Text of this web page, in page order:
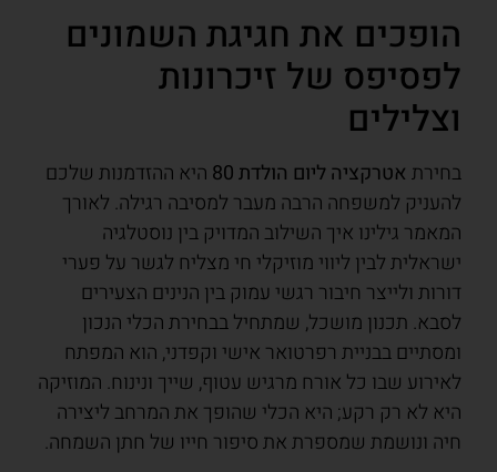
הופכים את חגיגת השמונים
לפסיפס של זיכרונות
וצלילים
בחירת אטרקציה ליום הולדת 80
היא ההזדמנות שלכם
להעניק למשפחה הרבה מעבר למסיבה רגילה. לאורך
המאמר גילינו איך השילוב המדויק בין נוסטלגיה
ישראלית לבין ליווי מוזיקלי חי מצליח לגשר על פערי
דורות ולייצר חיבור רגשי עמוק בין הנינים הצעירים
לסבא. תכנון מושכל, שמתחיל בבחירת הכלי הנכון
ומסתיים בבניית רפרטואר אישי וקפדני, הוא המפתח
לאירוע שבו כל אורח מרגיש עטוף, שייך ונינוח. המוזיקה
היא לא רק רקע; היא הכלי שהופך את המרחב ליצירה
חיה ונושמת שמספרת את סיפור חייו של חתן השמחה.